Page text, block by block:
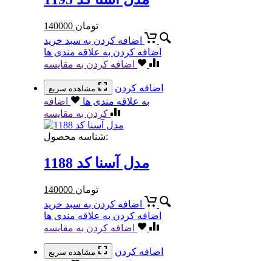
140000 تومان
اضافه کردن به سبد خرید
اضافه کردن به علاقه مندی ها
اضافه کردن به مقایسه
مشاهده سریع
اضافه کردن
به علاقه مندی ها
اضافه
کردن به مقایسه
شناسه محصول:
مدل آسنا کد 1188
140000 تومان
اضافه کردن به سبد خرید
اضافه کردن به علاقه مندی ها
اضافه کردن به مقایسه
مشاهده سریع
اضافه کردن